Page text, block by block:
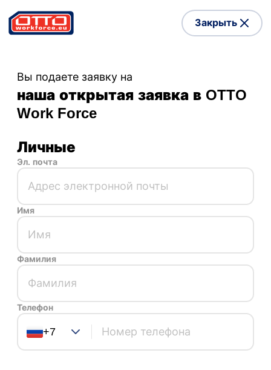
Закрыть
Вы подаете заявку на
наша открытая заявка в OTTO
Work Force
Личные
Эл. почта
Имя
Фамилия
Телефон
+7